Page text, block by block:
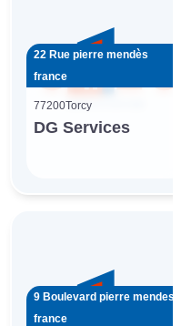
22 Rue pierre mendès
france
77200Torcy
DG Services
9 Boulevard pierre mendes
france